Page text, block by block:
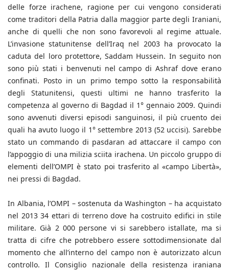
delle forze irachene, ragione per cui vengono considerati
come traditori della Patria dalla maggior parte degli Iraniani,
anche di quelli che non sono favorevoli al regime attuale.
L’invasione statunitense dell’Iraq nel 2003 ha provocato la
caduta del loro protettore, Saddam Hussein. In seguito non
sono più stati i benvenuti nel campo di Ashraf dove erano
confinati. Posto in un primo tempo sotto la responsabilità
degli Statunitensi, questi ultimi ne hanno trasferito la
competenza al governo di Bagdad il 1° gennaio 2009. Quindi
sono avvenuti diversi episodi sanguinosi, il più cruento dei
quali ha avuto luogo il 1° settembre 2013 (52 uccisi). Sarebbe
stato un commando di pasdaran ad attaccare il campo con
l’appoggio di una milizia sciita irachena. Un piccolo gruppo di
elementi dell’OMPI è stato poi trasferito al «campo Libertà»,
nei pressi di Bagdad.
In Albania, l’OMPI – sostenuta da Washington – ha acquistato
nel 2013 34 ettari di terreno dove ha costruito edifici in stile
militare. Già 2 000 persone vi si sarebbero istallate, ma si
tratta di cifre che potrebbero essere sottodimensionate dal
momento che all’interno del campo non è autorizzato alcun
controllo. Il Consiglio nazionale della resistenza iraniana